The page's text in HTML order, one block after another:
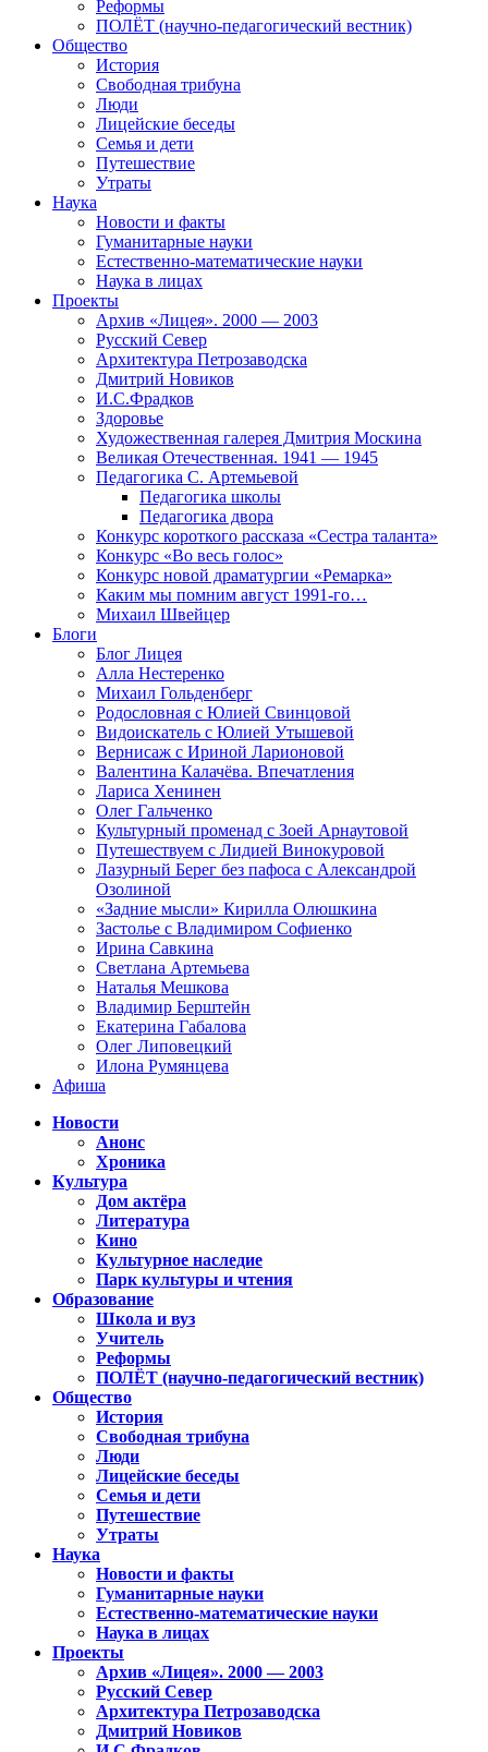
Реформы
ПОЛЁТ (научно-педагогический вестник)
Общество
История
Свободная трибуна
Люди
Лицейские беседы
Семья и дети
Путешествие
Утраты
Наука
Новости и факты
Гуманитарные науки
Естественно-математические науки
Наука в лицах
Проекты
Архив «Лицея». 2000 — 2003
Русский Север
Архитектура Петрозаводска
Дмитрий Новиков
И.С.Фрадков
Здоровье
Художественная галерея Дмитрия Москина
Великая Отечественная. 1941 — 1945
Педагогика С. Артемьевой
Педагогика школы
Педагогика двора
Конкурс короткого рассказа «Сестра таланта»
Конкурс «Во весь голос»
Конкурс новой драматургии «Ремарка»
Каким мы помним август 1991-го…
Михаил Швейцер
Блоги
Блог Лицея
Алла Нестеренко
Михаил Гольденберг
Родословная с Юлией Свинцовой
Видоискатель с Юлией Утышевой
Вернисаж с Ириной Ларионовой
Валентина Калачёва. Впечатления
Лариса Хенинен
Олег Гальченко
Культурный променад с Зоей Арнаутовой
Путешествуем с Лидией Винокуровой
Лазурный Берег без пафоса с Александрой
Озолиной
«Задние мысли» Кирилла Олюшкина
Застолье с Владимиром Софиенко
Ирина Савкина
Светлана Артемьева
Наталья Мешкова
Владимир Берштейн
Екатерина Габалова
Олег Липовецкий
Илона Румянцева
Афиша
Новости
Анонс
Хроника
Культура
Дом актёра
Литература
Кино
Культурное наследие
Парк культуры и чтения
Образование
Школа и вуз
Учитель
Реформы
ПОЛЁТ (научно-педагогический вестник)
Общество
История
Свободная трибуна
Люди
Лицейские беседы
Семья и дети
Путешествие
Утраты
Наука
Новости и факты
Гуманитарные науки
Естественно-математические науки
Наука в лицах
Проекты
Архив «Лицея». 2000 — 2003
Русский Север
Архитектура Петрозаводска
Дмитрий Новиков